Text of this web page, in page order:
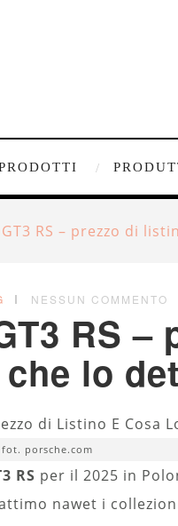
RS – prezzo di
NESSUN COMMENTO
RS –
lo
fot. porsche.com
RS per il 2025 in
nawet i